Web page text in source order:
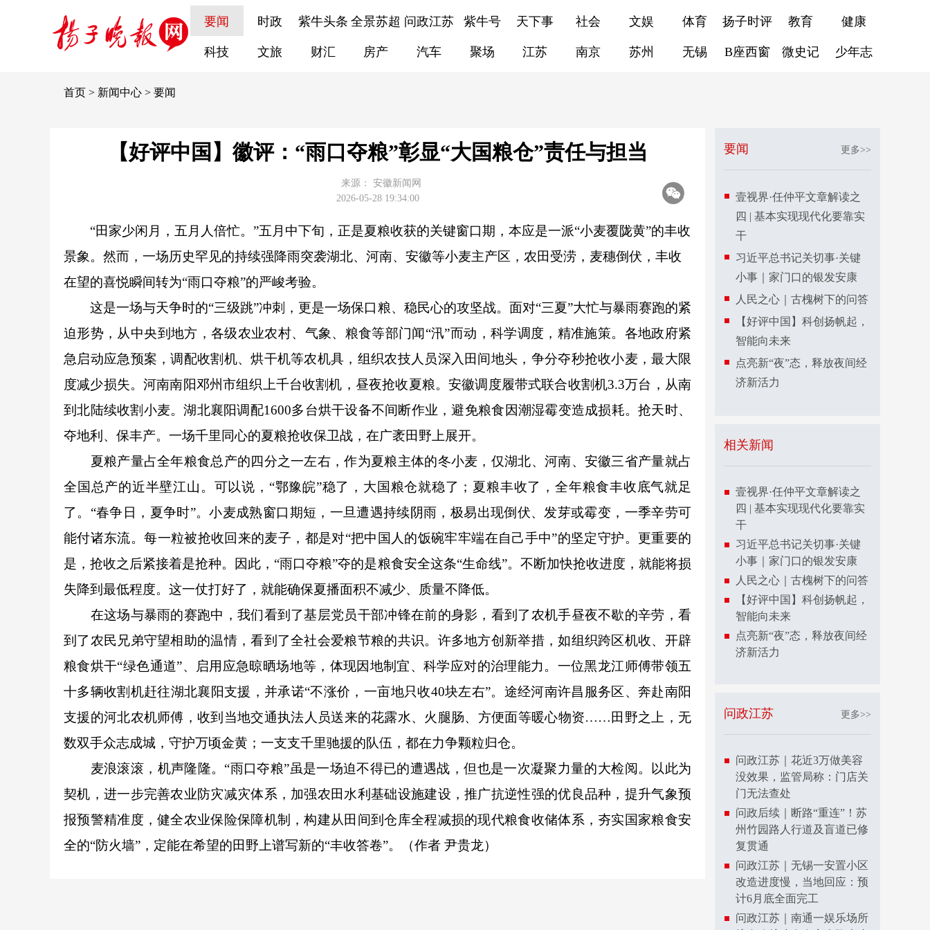
要闻 时政 紫牛头条 全景苏超 问政江苏 紫牛号 天下事 社会 文娱 体育 扬子时评 教育 健康
科技 文旅 财汇 房产 汽车 聚场 江苏 南京 苏州 无锡 B座西窗 微史记 少年志
首页 > 新闻中心 > 要闻
【好评中国】徽评：“雨口夺粮”彰显“大国粮仓”责任与担当
来源：
安徽新闻网
2026-05-28 19:34:00
“田家少闲月，五月人倍忙。”五月中下旬，正是夏粮收获的关键窗口期，本应是一派“小麦覆陇黄”的丰收
景象。然而，一场历史罕见的持续强降雨突袭湖北、河南、安徽等小麦主产区，农田受涝，麦穗倒伏，丰收
在望的喜悦瞬间转为“雨口夺粮”的严峻考验。
这是一场与天争时的“三级跳”冲刺，更是一场保口粮、稳民心的攻坚战。面对“三夏”大忙与暴雨赛跑的紧
迫形势，从中央到地方，各级农业农村、气象、粮食等部门闻“汛”而动，科学调度，精准施策。各地政府紧
急启动应急预案，调配收割机、烘干机等农机具，组织农技人员深入田间地头，争分夺秒抢收小麦，最大限
度减少损失。河南南阳邓州市组织上千台收割机，昼夜抢收夏粮。安徽调度履带式联合收割机3.3万台，从南
到北陆续收割小麦。湖北襄阳调配1600多台烘干设备不间断作业，避免粮食因潮湿霉变造成损耗。抢天时、
夺地利、保丰产。一场千里同心的夏粮抢收保卫战，在广袤田野上展开。
夏粮产量占全年粮食总产的四分之一左右，作为夏粮主体的冬小麦，仅湖北、河南、安徽三省产量就占
全国总产的近半壁江山。可以说，“鄂豫皖”稳了，大国粮仓就稳了；夏粮丰收了，全年粮食丰收底气就足
了。“春争日，夏争时”。小麦成熟窗口期短，一旦遭遇持续阴雨，极易出现倒伏、发芽或霉变，一季辛劳可
能付诸东流。每一粒被抢收回来的麦子，都是对“把中国人的饭碗牢牢端在自己手中”的坚定守护。更重要的
是，抢收之后紧接着是抢种。因此，“雨口夺粮”夺的是粮食安全这条“生命线”。不断加快抢收进度，就能将损
失降到最低程度。这一仗打好了，就能确保夏播面积不减少、质量不降低。
在这场与暴雨的赛跑中，我们看到了基层党员干部冲锋在前的身影，看到了农机手昼夜不歇的辛劳，看
到了农民兄弟守望相助的温情，看到了全社会爱粮节粮的共识。许多地方创新举措，如组织跨区机收、开辟
粮食烘干“绿色通道”、启用应急晾晒场地等，体现因地制宜、科学应对的治理能力。一位黑龙江师傅带领五
十多辆收割机赶往湖北襄阳支援，并承诺“不涨价，一亩地只收40块左右”。途经河南许昌服务区、奔赴南阳
支援的河北农机师傅，收到当地交通执法人员送来的花露水、火腿肠、方便面等暖心物资……田野之上，无
数双手众志成城，守护万顷金黄；一支支千里驰援的队伍，都在力争颗粒归仓。
麦浪滚滚，机声隆隆。“雨口夺粮”虽是一场迫不得已的遭遇战，但也是一次凝聚力量的大检阅。以此为
契机，进一步完善农业防灾减灾体系，加强农田水利基础设施建设，推广抗逆性强的优良品种，提升气象预
报预警精准度，健全农业保险保障机制，构建从田间到仓库全程减损的现代粮食收储体系，夯实国家粮食安
全的“防火墙”，定能在希望的田野上谱写新的“丰收答卷”。
（作者 尹贵龙）
要闻 更多>>
壹视界·任仲平文章解读之
四 | 基本实现现代化要靠实
干
习近平总书记关切事·关键
小事｜家门口的银发安康
人民之心｜古槐树下的问答
【好评中国】科创扬帆起，
智能向未来
点亮新“夜”态，释放夜间经
济新活力
相关新闻
壹视界·任仲平文章解读之
四 | 基本实现现代化要靠实
干
习近平总书记关切事·关键
小事｜家门口的银发安康
人民之心｜古槐树下的问答
【好评中国】科创扬帆起，
智能向未来
点亮新“夜”态，释放夜间经
济新活力
问政江苏 更多>>
问政江苏｜花近3万做美容
没效果，监管局称：门店关
门无法查处
问政后续｜断路“重连”！苏
州竹园路人行道及盲道已修
复贯通
问政江苏｜无锡一安置小区
改造进度慢，当地回应：预
计6月底全面完工
问政江苏｜南通一娱乐场所